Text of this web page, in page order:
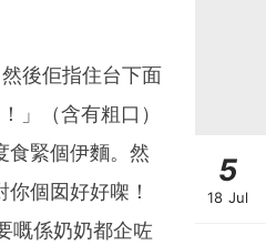
後佢指住台下面
」（含有粗口）
食緊個伊麵。然
個囡好好㗎！
嘅係奶奶都企咗
5
18 Jul